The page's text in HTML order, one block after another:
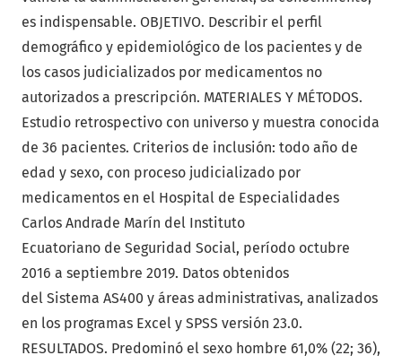
es indispensable. OBJETIVO. Describir el perfil
demográfico y epidemiológico de los pacientes y de
los casos judicializados por medicamentos no
autorizados a prescripción. MATERIALES Y MÉTODOS.
Estudio retrospectivo con universo y muestra conocida
de 36 pacientes. Criterios de inclusión: todo año de
edad y sexo, con proceso judicializado por
medicamentos en el Hospital de Especialidades
Carlos Andrade Marín del Instituto
Ecuatoriano de Seguridad Social, período octubre
2016 a septiembre 2019. Datos obtenidos
del Sistema AS400 y áreas administrativas, analizados
en los programas Excel y SPSS versión 23.0.
RESULTADOS. Predominó el sexo hombre 61,0% (22; 36),